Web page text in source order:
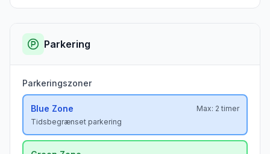
Parkering
Parkeringszoner
Blue Zone Max: 2 timer
Tidsbegrænset parkering